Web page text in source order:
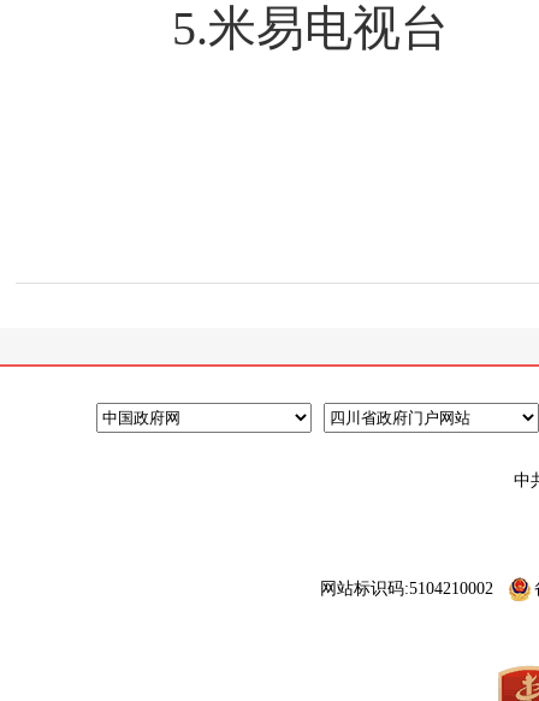
5.米易电视台
中
网站标识码:5104210002